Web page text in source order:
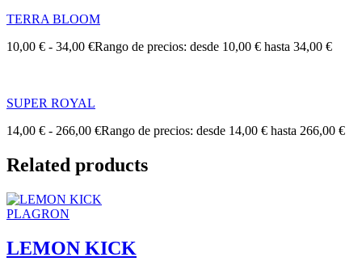
TERRA BLOOM
10,00 € - 34,00 €Rango de precios: desde 10,00 € hasta 34,00 €
SUPER ROYAL
14,00 € - 266,00 €Rango de precios: desde 14,00 € hasta 266,00 €
Related products
PLAGRON
LEMON KICK